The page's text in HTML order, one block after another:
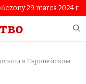
29 marca 2024 r.
в Европейском